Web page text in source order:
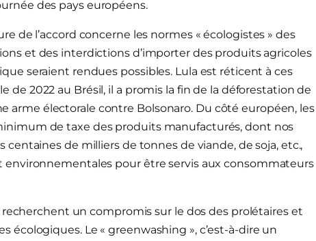
des pays européens.
de l’accord concerne les normes « écologistes » des
et des interdictions d’importer des produits agricoles
seraient rendues possibles. Lula est réticent à ces
de 2022 au Brésil, il a promis la fin de la déforestation de
arme électorale contre Bolsonaro. Du côté européen, les
de taxe des produits manufacturés, dont nos
de milliers de tonnes de viande, de soja, etc.,
environnementales pour être servis aux consommateurs
un compromis sur le dos des prolétaires et
Le « greenwashing », c’est-à-dire un